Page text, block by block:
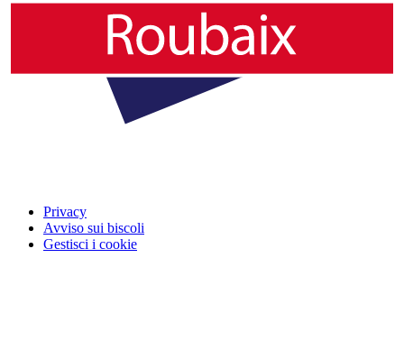
Privacy
Avviso sui biscoli
Gestisci i cookie